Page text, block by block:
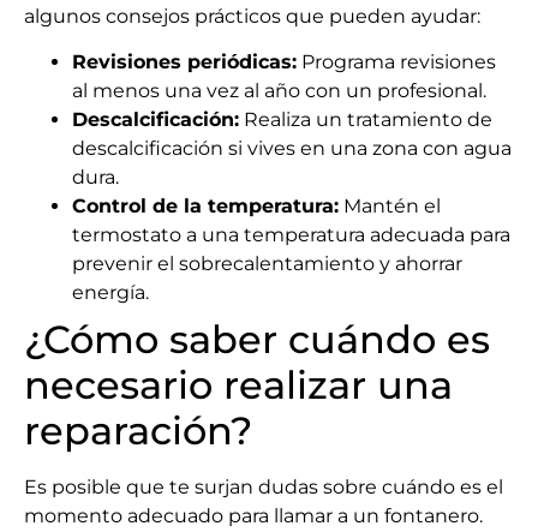
algunos consejos prácticos que pueden ayudar:
Revisiones periódicas: Programa revisiones
al menos una vez al año con un profesional.
Descalcificación: Realiza un tratamiento de
descalcificación si vives en una zona con agua
dura.
Control de la temperatura: Mantén el
termostato a una temperatura adecuada para
prevenir el sobrecalentamiento y ahorrar
energía.
¿Cómo saber cuándo es
necesario realizar una
reparación?
Es posible que te surjan dudas sobre cuándo es el
momento adecuado para llamar a un fontanero.